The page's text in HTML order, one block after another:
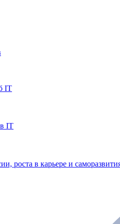
IT
IT
роста в карьере и